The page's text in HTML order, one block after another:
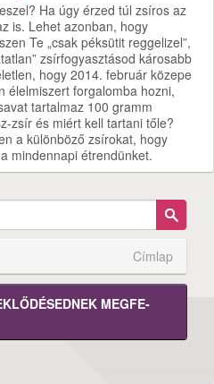
Ha úgy érzed túl zsíros az
is. Lehet azonban, hogy
Te „csak péksütit reggelizel”,
zsírfogyasztásod károsabb
hogy 2014. február közepe
élelmiszert forgalomba hozni,
tartalmaz 100 gramm
zsír és miért kell tartani tőle?
a különböző zsírokat, hogy
mindennapi étrendünket.
Címlap
MEGFE­